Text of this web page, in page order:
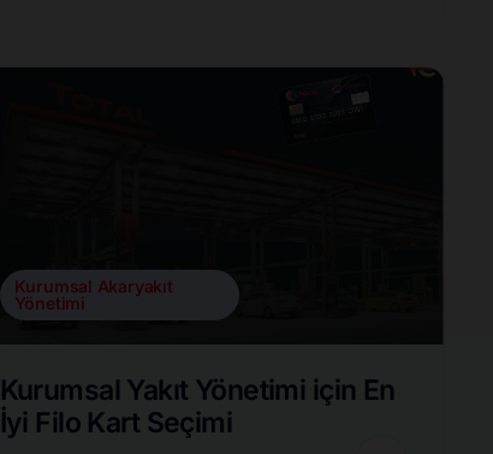
Kurumsal Akaryakıt
Yönetimi
Kurumsal Yakıt Yönetimi için En
İyi Filo Kart Seçimi